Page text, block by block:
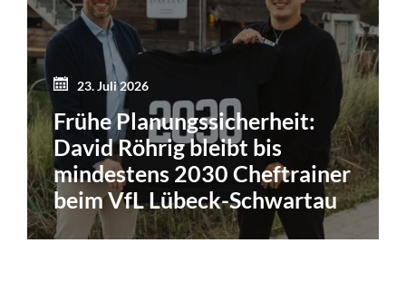
23. Juli 2026
Frühe Planungssicherheit:
David Röhrig bleibt bis
mindestens 2030 Cheftrainer
beim VfL Lübeck-Schwartau